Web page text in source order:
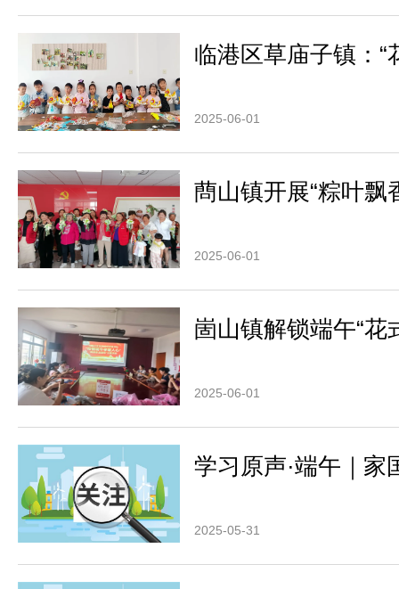
临港区草庙子镇：“
2025-06-01
蔄山镇开展“粽叶飘
2025-06-01
崮山镇解锁端午“花
2025-06-01
学习原声·端午｜家
2025-05-31